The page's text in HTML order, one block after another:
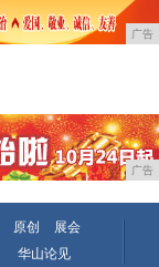
广告
广告
原创
展会
华山论见